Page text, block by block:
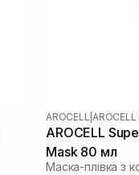
AROCELL AROCELL
AROCELL
Mask 80 мл
Маска-плівка з